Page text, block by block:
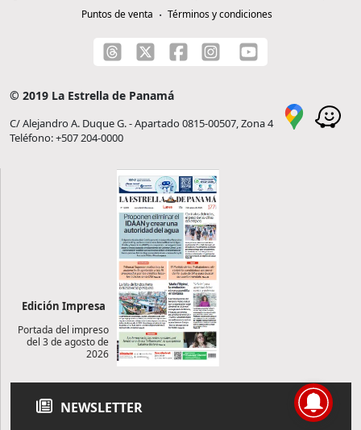
Puntos de venta
Términos y condiciones
© 2019 La Estrella de Panamá
C/ Alejandro A. Duque G. - Apartado 0815-00507, Zona 4
Teléfono: +507 204-0000
Edición Impresa
Portada del impreso
del 3 de agosto de
2026
NEWSLETTER